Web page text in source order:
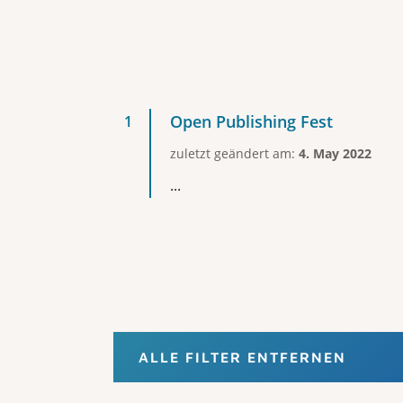
Open Publishing Fest
zuletzt geändert am: 4. May 2022
...
ALLE FILTER ENTFERNEN